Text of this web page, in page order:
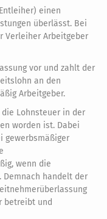
einen
überlässt. Bei
Verleiher Arbeitgeber
vor und zahlt der
an den
Arbeitgeber.
Lohnsteuer in der
worden ist. Dabei
gewerbsmäßiger
wenn die
Demnach handelt der
betreibt und